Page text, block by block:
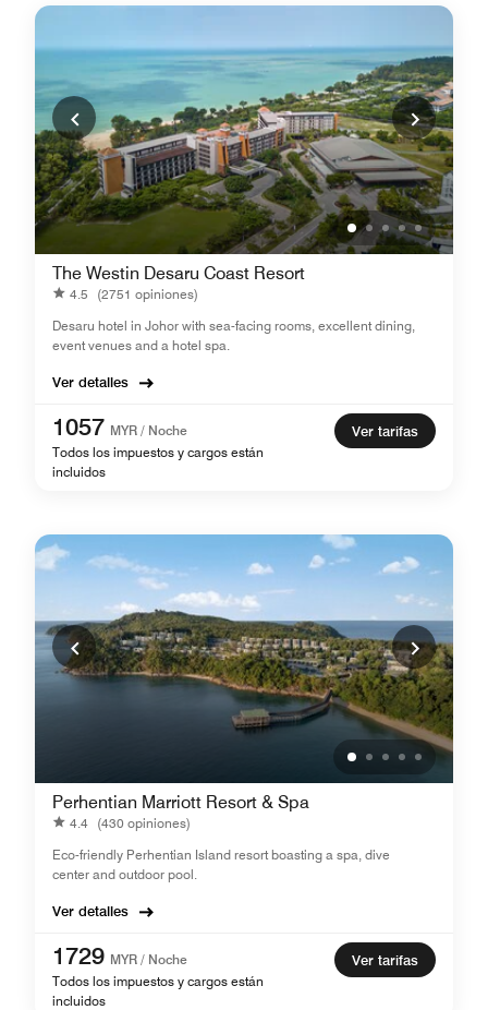
The Westin Desaru Coast Resort
4.5
(2751 opiniones)
Desaru hotel in Johor with sea-facing rooms, excellent dining,
event venues and a hotel spa.
Ver detalles
1057 MYR / Noche
Todos los impuestos y cargos están
incluidos
Ver tarifas
Perhentian Marriott Resort & Spa
4.4 (430 opiniones)
Eco-friendly Perhentian Island resort boasting a spa, dive
center and outdoor pool.
Ver detalles
1729 MYR / Noche
Todos los impuestos y cargos están
incluidos
Ver tarifas